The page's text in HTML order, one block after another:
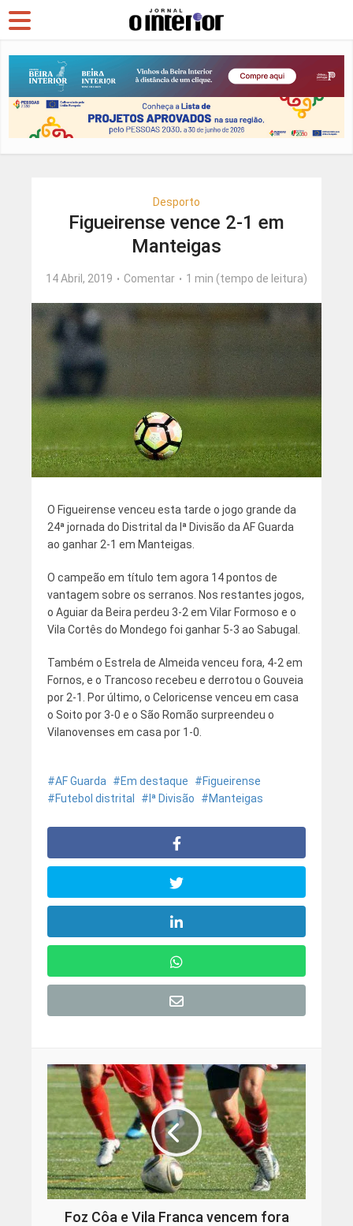
Desporto
Figueirense vence 2-1 em
Manteigas
14 Abril, 2019 Comentar 1 min (tempo de leitura)
O Figueirense venceu esta tarde o jogo grande da
24ª jornada do Distrital da Iª Divisão da AF Guarda
ao ganhar 2-1 em Manteigas.
O campeão em título tem agora 14 pontos de
vantagem sobre os serranos. Nos restantes jogos,
o Aguiar da Beira perdeu 3-2 em Vilar Formoso e o
Vila Cortês do Mondego foi ganhar 5-3 ao Sabugal.
Também o Estrela de Almeida venceu fora, 4-2 em
Fornos, e o Trancoso recebeu e derrotou o Gouveia
por 2-1. Por último, o Celoricense venceu em casa
o Soito por 3-0 e o São Romão surpreendeu o
Vilanovenses em casa por 1-0.
AF Guarda Em destaque
Figueirense
Futebol distrital
Iª Divisão Manteigas
Foz Côa e Vila Franca vencem fora